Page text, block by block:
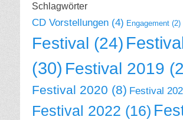
Schlagwörter
CD Vorstellungen (4) Engagement (2)
Festival (24)
(30) Festival 2019
Festival 2020 (8) Festival
Festival 2022 (16)